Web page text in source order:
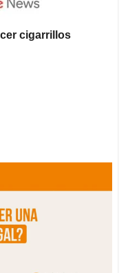
cigarrillos